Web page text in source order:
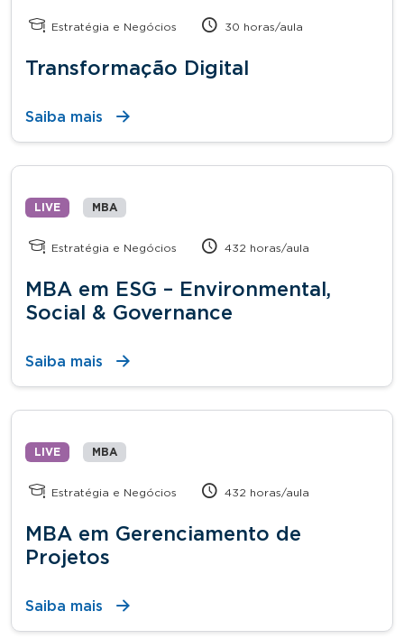
Estratégia e Negócios 30 horas/aula
Transformação Digital
Saiba mais
LIVE MBA
Estratégia e Negócios 432 horas/aula
MBA em ESG – Environmental,
Social & Governance
Saiba mais
LIVE MBA
Estratégia e Negócios 432 horas/aula
MBA em Gerenciamento de
Projetos
Saiba mais